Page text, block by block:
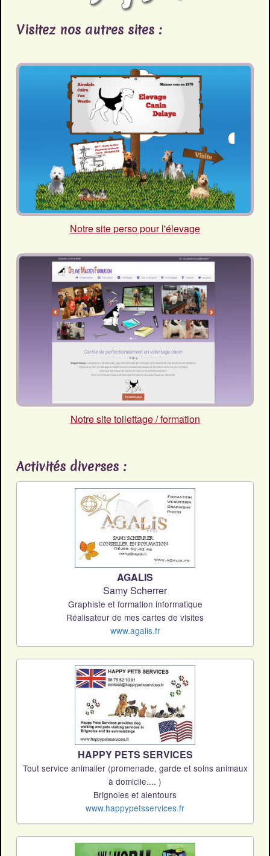
Visitez nos autres sites :
Notre site perso pour l'élevage
Notre site toilettage / formation
Activités diverses :
AGALIS
Samy Scherrer
Graphiste et formation informatique
Réalisateur de mes cartes de visites
www.agalis.fr
HAPPY PETS SERVICES
Tout service animalier (promenade, garde et soins animaux
à domicile.... )
Brignoles et alentours
www.happypetsservices.fr